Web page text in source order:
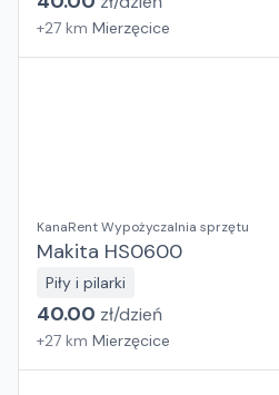
+27 km Mierzęcice
KanaRent Wypożyczalnia sprzętu
Makita HS0600
Piły i pilarki
40.00 zł/dzień
+27 km Mierzęcice